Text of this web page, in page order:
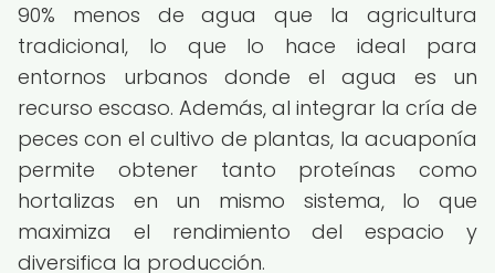
90% menos de agua que la agricultura
tradicional, lo que lo hace ideal para
entornos urbanos donde el agua es un
recurso escaso. Además, al integrar la cría de
peces con el cultivo de plantas, la acuaponía
permite obtener tanto proteínas como
hortalizas en un mismo sistema, lo que
maximiza el rendimiento del espacio y
diversifica la producción.